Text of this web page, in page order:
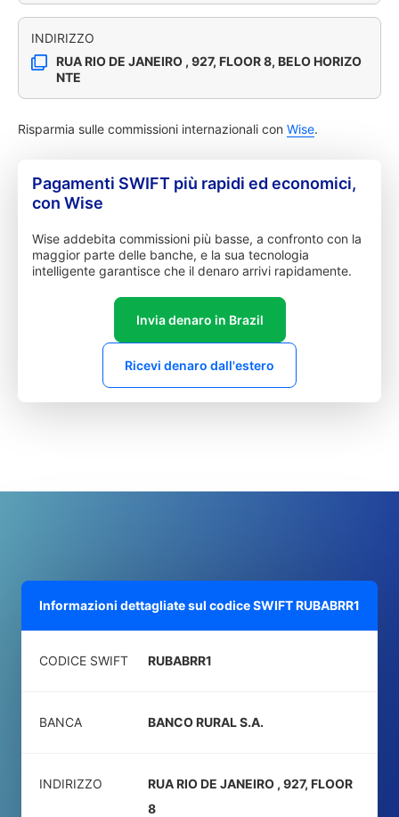
INDIRIZZO
RUA RIO DE JANEIRO , 927, FLOOR 8, BELO HORIZO
NTE
Risparmia sulle commissioni internazionali con Wise.
Pagamenti SWIFT più rapidi ed economici,
con Wise
Wise addebita commissioni più basse, a confronto con la
maggior parte delle banche, e la sua tecnologia
intelligente garantisce che il denaro arrivi rapidamente.
Invia denaro in Brazil
Ricevi denaro dall'estero
Informazioni dettagliate sul codice SWIFTRUBABRR1
CODICE SWIFT RUBABRR1
BANCA BANCO RURAL S.A.
INDIRIZZO
RUA RIO DE JANEIRO , 927, FLOOR
8